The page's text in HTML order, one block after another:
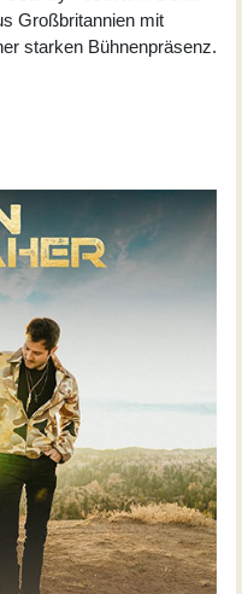
Großbritannien mit
starken Bühnenpräsenz.